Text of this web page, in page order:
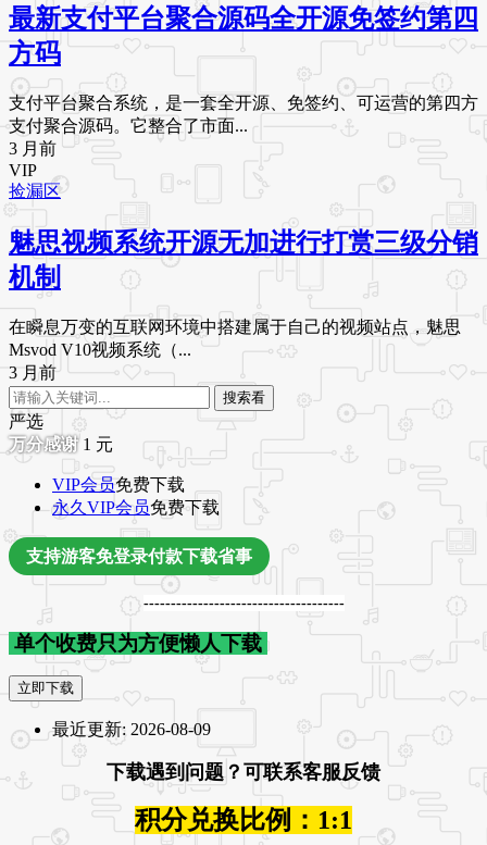
最新支付平台聚合源码全开源免签约第四
方码
支付平台聚合系统，是一套全开源、免签约、可运营的第四方
支付聚合源码。它整合了市面...
3 月前
VIP
捡漏区
魅思视频系统开源无加进行打赏三级分销
机制
在瞬息万变的互联网环境中搭建属于自己的视频站点，魅思
Msvod V10视频系统（...
3 月前
搜索看
严选
1 元
VIP会员免费下载
永久VIP会员免费下载
支持游客免登录付款下载省事
-------------------------------------
单个收费只为方便懒人下载
立即下载
最近更新: 2026-08-09
下载遇到问题？可联系客服反馈
积分兑换比例：1:1